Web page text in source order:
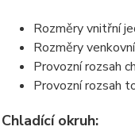
Rozměry vnitřní
Rozměry
Provozní rozsah
Provozní rozsah
Chladící okruh: